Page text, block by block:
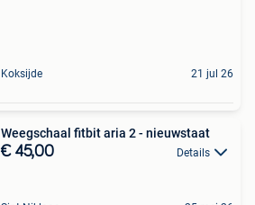
Koksijde 21 jul 26
Weegschaal fitbit aria 2 - nieuwstaat
€ 45,00 Details